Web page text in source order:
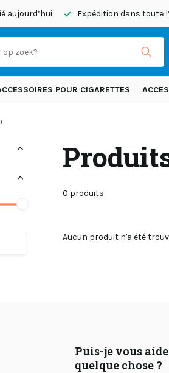
toute l’Europe! Pas satisfait,
POUR CIGARETTES
0 produits
Aucun produit n'a été
Puis-je vous
quelque chose ?